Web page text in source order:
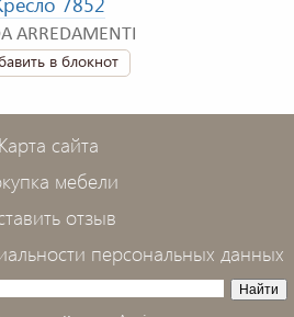
ARREDAMENTI
в блокнот
Карта сайта
мебели
отзыв
персональных данных